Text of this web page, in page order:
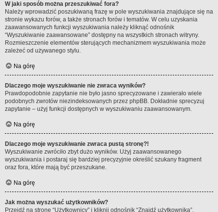
W jaki sposób można przeszukiwać fora?
Należy wprowadzić poszukiwaną frazę w pole wyszukiwania znajdujące się na
stronie wykazu forów, a także stronach forów i tematów. W celu uzyskania
zaawansowanych funkcji wyszukiwania należy kliknąć odnośnik
“Wyszukiwanie zaawansowane” dostępny na wszystkich stronach witryny.
Rozmieszczenie elementów sterujących mechanizmem wyszukiwania może
zależeć od używanego stylu.
Na górę
Dlaczego moje wyszukiwanie nie zwraca wyników?
Prawdopodobnie zapytanie nie było jasno sprecyzowane i zawierało wiele
podobnych zwrotów niezindeksowanych przez phpBB. Dokładnie sprecyzuj
zapytanie – użyj funkcji dostępnych w wyszukiwaniu zaawansowanym.
Na górę
Dlaczego moje wyszukiwanie zwraca pustą stronę?!
Wyszukiwanie zwróciło zbyt dużo wyników. Użyj zaawansowanego
wyszukiwania i postaraj się bardziej precyzyjnie określić szukany fragment
oraz fora, które mają być przeszukane.
Na górę
Jak można wyszukać użytkowników?
Przejdź na stronę “Użytkownicy” i kliknij odnośnik “Znajdź użytkownika”.